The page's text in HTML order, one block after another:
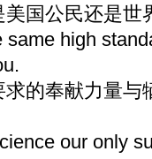
国公民还是世
high
的奉献力量与
our only